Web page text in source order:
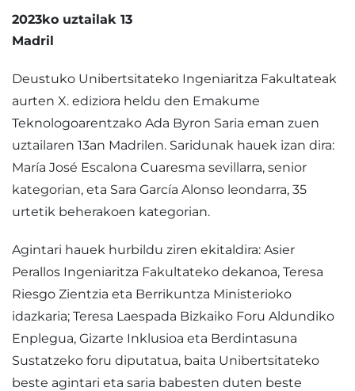
2023ko uztailak 13
Madril
Deustuko Unibertsitateko Ingeniaritza Fakultateak
aurten X. ediziora heldu den Emakume
Teknologoarentzako Ada Byron Saria eman zuen
uztailaren 13an Madrilen. Saridunak hauek izan dira:
María José Escalona Cuaresma sevillarra, senior
kategorian, eta Sara García Alonso leondarra, 35
urtetik beherakoen kategorian.
Agintari hauek hurbildu ziren ekitaldira: Asier
Perallos Ingeniaritza Fakultateko dekanoa, Teresa
Riesgo Zientzia eta Berrikuntza Ministerioko
idazkaria; Teresa Laespada Bizkaiko Foru Aldundiko
Enplegua, Gizarte Inklusioa eta Berdintasuna
Sustatzeko foru diputatua, baita Unibertsitateko
beste agintari eta saria babesten duten beste